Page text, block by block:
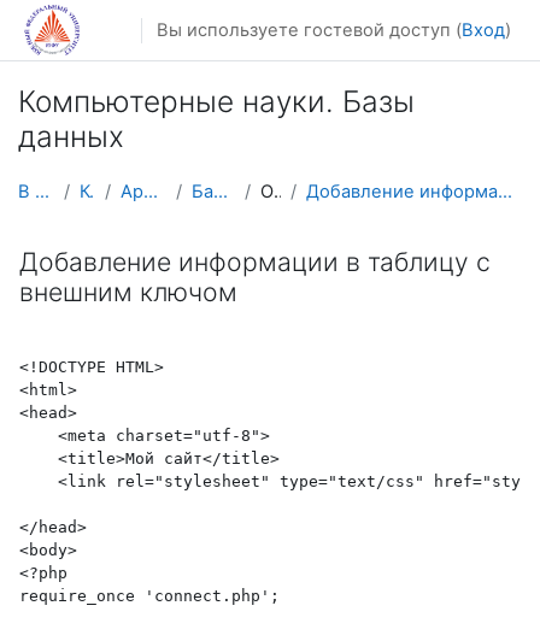
Перейти к основному содержанию
Вы используете гостевой доступ (Вход)
Компьютерные науки. Базы
данных
В начало Курсы Архив курсов Базы данных Общее Добавление информации в таблицу с внешним ключом
Добавление информации в таблицу с
внешним ключом
<!DOCTYPE HTML>
<html>
<head>
    <meta charset="utf-8">
    <title>Мой сайт</title>
<link rel="stylesheet" type="text/css"
</head>
<body>
<?php
require_once 'connect.php';